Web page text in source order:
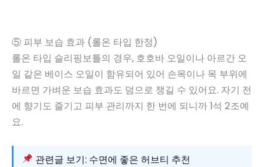
⑤ 피부 보습 효과 (롤온 타입 한정)
롤온 타입 슬리핑보틀의 경우, 호호바 오일이나 아르간 오
일 같은 베이스 오일이 함유되어 있어 손목이나 목 부위에
바르면 가벼운 보습 효과도 덤으로 챙길 수 있어요. 자기 전
에 향기도 즐기고 피부 관리까지 한 번에 되니까 1석 2조예
요.
관련글 보기: 수면에 좋은 허브티 추천